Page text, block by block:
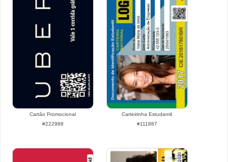
Cartão Promocional
#222988
Carteirinha Estudantil
#111887